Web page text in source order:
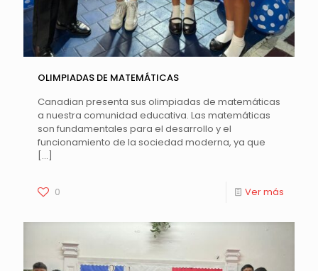
OLIMPIADAS DE MATEMÁTICAS
Canadian presenta sus olimpiadas de matemáticas
a nuestra comunidad educativa. Las matemáticas
son fundamentales para el desarrollo y el
funcionamiento de la sociedad moderna, ya que
[…]
0 Ver más